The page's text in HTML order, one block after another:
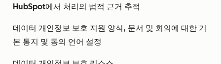
HubSpot에서 처리의 법적 근거 추적
데이터 개인정보 보호 지원 양식, 문서 및 회의에 대한 기
본 통지 및 동의 언어 설정